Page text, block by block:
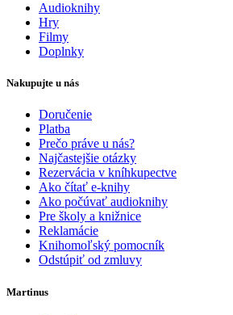
Audioknihy
Hry
Filmy
Doplnky
Nakupujte u nás
Doručenie
Platba
Prečo práve u nás?
Najčastejšie otázky
Rezervácia v kníhkupectve
Ako čítať e-knihy
Ako počúvať audioknihy
Pre školy a knižnice
Reklamácie
Knihomoľský pomocník
Odstúpiť od zmluvy
Martinus